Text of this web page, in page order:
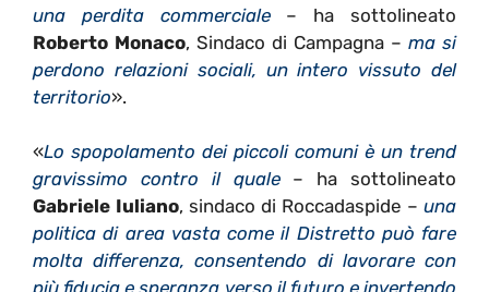
una perdita commerciale
– ha sottolineato
Roberto Monaco, Sindaco di Campagna – ma si
perdono relazioni sociali, un intero vissuto del
territorio».
«Lo spopolamento dei piccoli comuni è un trend
gravissimo contro il quale– ha sottolineato
Gabriele Iuliano, sindaco di Roccadaspide – una
politica di area vasta come il Distretto può fare
molta differenza, consentendo di lavorare con